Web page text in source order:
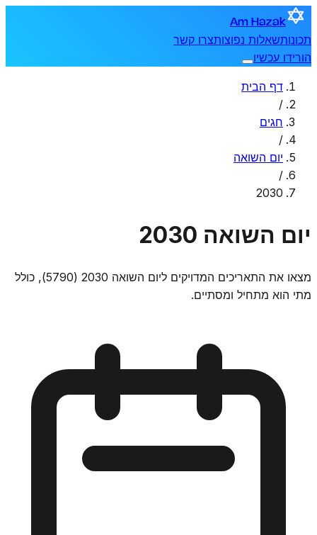
Am Hazak
תכונותשאלות נפוצותצרו קשר
הורידו עכשיו
דף הבית
/
חגים
/
יום השואה
/
2030
יום השואה 2030
מצאו את התאריכים המדויקים ליום השואה 2030 (5790), כולל
מתי הוא מתחיל ומסתיים.